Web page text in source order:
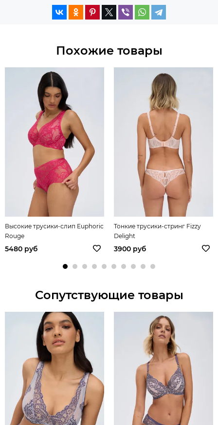
Похожие товары
Высокие трусики-слип Euphoric
Rouge
5480 руб
Тонкие трусики-стринг Fizzy
Delight
3900 руб
Сопутствующие товары